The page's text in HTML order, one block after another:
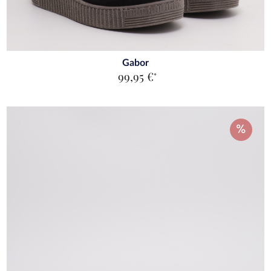
Gabor
99,95 €*